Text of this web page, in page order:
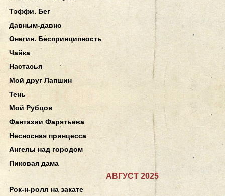
Тэффи. Бег
Давным-давно
Онегин. Беспринципность
Чайка
Настасья
Мой друг Лапшин
Тень
Мой Рубцов
Фантазии Фарятьева
Несносная принцесса
Ангелы над городом
Пиковая дама
АВГУСТ 2025
Рок-н-ролл на закате